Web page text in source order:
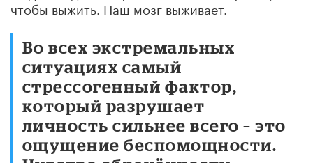
чтобы выжить. Наш мозг выживает.
Во всех экстремальных
ситуациях самый
стрессогенный фактор,
который разрушает
личность сильнее всего – это
ощущение беспомощности.